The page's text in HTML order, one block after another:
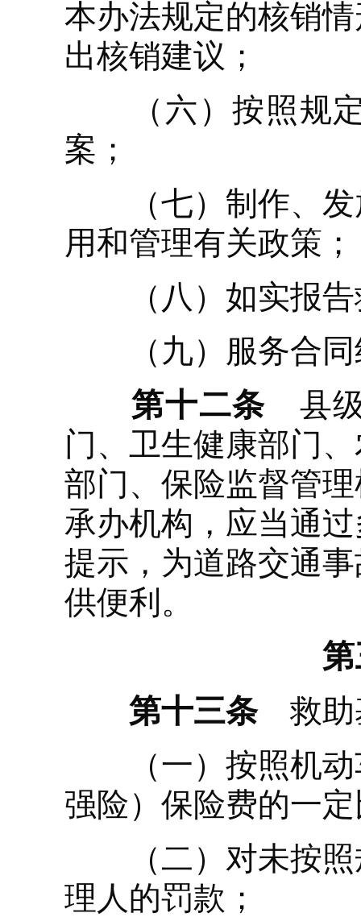
本办法规定的核销
出核销建议；
（六）按照规定
案；
（七）制作、发
用和管理有关政策；
（八）如实报告
（九）服务合同
第十二条 县级
门、卫生健康部门
部门、保险监督管
承办机构，应当通
提示，为道路交通
供便利。
第十三条救助
（一）按照机动
强险）保险费的一
（二）对未按照
理人的罚款；